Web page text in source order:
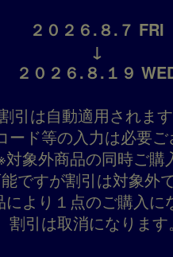
２０２６.８.７ FRI
↓
２０２６.８.１９
引は自動適用されま
ード等の入力は必要
対象外商品の同時ご購
ですが割引は対象外
により１点のご購入に
割引は取消になります